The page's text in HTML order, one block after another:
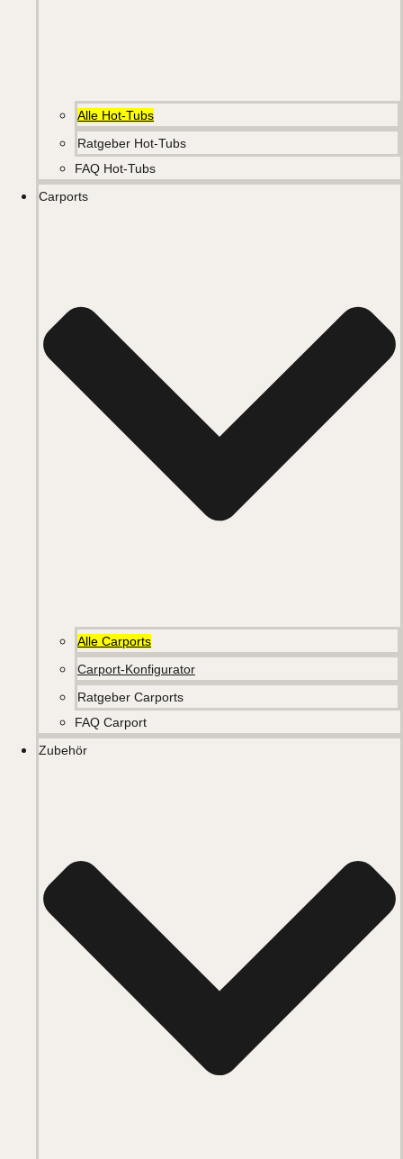
Alle Hot-Tubs
Ratgeber Hot-Tubs
FAQ Hot-Tubs
Carports
Alle Carports
Carport-Konfigurator
Ratgeber Carports
FAQ Carport
Zubehör